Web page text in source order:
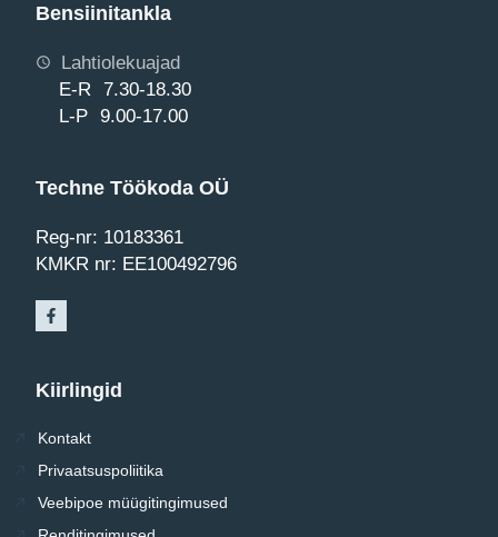
Bensiinitankla
Lahtiolekuajad
E-R 7.30-18.30
L-P 9.00-17.00
Techne Töökoda OÜ
Reg-nr: 10183361
KMKR nr: EE100492796
Kiirlingid
Kontakt
Privaatsuspoliitika
Veebipoe müügitingimused